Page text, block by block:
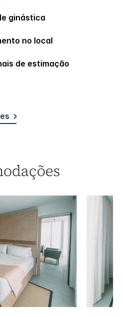
ginástica
no local
de estimação